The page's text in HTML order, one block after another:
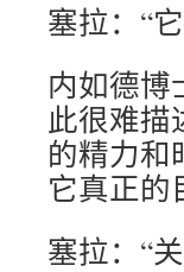
塞拉：“
内如德博
此很难描
的精力和
它真正的
塞拉：“